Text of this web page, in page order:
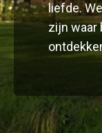
liefde.
zijn waar